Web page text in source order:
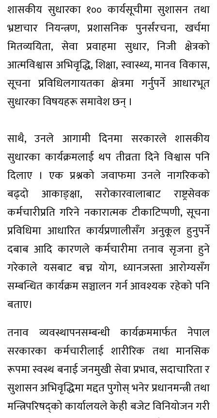
शासकीय सुधारका १०० कार्यसूचीमा सुशासन तथा
भ्रष्टाचार नियन्त्रण, प्रशासनिक पुनर्संरचना, खर्चमा
मितव्ययिता, सेवा प्रवाहमा सुधार, निजी क्षेत्रको
आत्मविश्वास अभिवृद्धि, शिक्षा, स्वास्थ्य, मानव विकास,
सूचना प्रविधिलगायतका क्षेत्रमा गर्नुपर्ने आधारभूत
सुधारका विषयहरू समावेश छन् ।
साथै, उनले आगामी दिनमा सरकारले शासकीय
सुधारका कार्यक्रमलाई थप तीव्रता दिने विश्वास पनि
दिलाए । एक प्रश्नको जवाफमा उनले नागरिकको
बढ्दो आकाङ्क्षा, सरोकारवालाबाट राष्ट्रसेवक
कर्मचारीप्रति गरिने नकारात्मक टीकाटिप्पणी, सूचना
प्रविधिमा आधारित कार्यप्रणालीसँग अनुकूल हुनुपर्ने
दबाब आदि कारणले कर्मचारीमा तनाव सृजना हुने
गरेकाले यसबाट बच्न योग, ध्यानजस्ता आरोग्यसँग
सम्बन्धित कार्यक्रम सञ्चालन गर्न आवश्यक रहेको पनि
बताए।
तनाव व्यवस्थापनसम्बन्धी कार्यक्रममार्फत नेपाल
सरकारका कर्मचारीलाई शारीरिक तथा मानसिक
रूपमा स्वस्थ बनाई जनमुखी सेवा प्रभाव, सदाचारिता र
सुशासन अभिवृद्धिमा मद्दत पुगोस् भनेर प्रधानमन्त्री तथा
मन्त्रिपरिषद्को कार्यालयले केही बजेट विनियोजन गरी